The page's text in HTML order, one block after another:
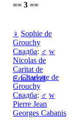
== 3 ==
♀ Sophie de
Grouchy
Свадба: ♂ w
Nicolas de
Caritat de
Condorcet
♀ Charlotte de
Grouchy
Свадба: ♂ w
Pierre Jean
Georges Cabanis